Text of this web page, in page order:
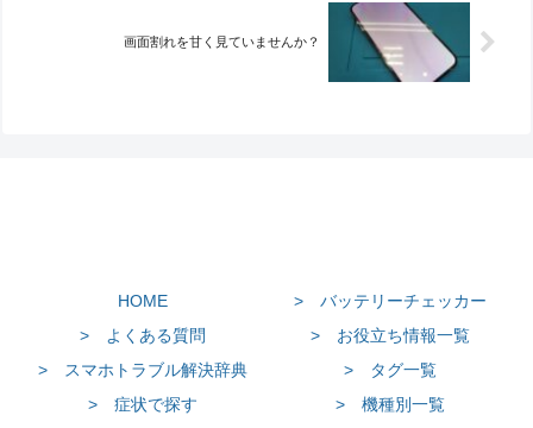
画面割れを甘く見ていませんか？
HOME
> バッテリーチェッカー
> よくある質問
> お役立ち情報一覧
> スマホトラブル解決辞典
> タグ一覧
> 症状で探す
> 機種別一覧